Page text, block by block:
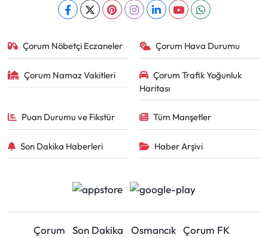
Çorum Nöbetçi Eczaneler Çorum Hava Durumu
Çorum Namaz Vakitleri
Çorum Trafik Yoğunluk
Haritası
Puan Durumu ve Fikstür Tüm Manşetler
Son Dakika Haberleri Haber Arşivi
Çorum Son Dakika Osmancık Çorum FK